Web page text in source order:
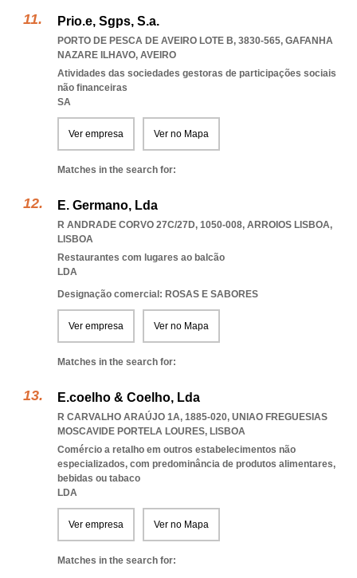
Prio.e, Sgps, S.a.
PORTO DE PESCA DE AVEIRO LOTE B, 3830-565, GAFANHA
NAZARE ILHAVO, AVEIRO
Atividades das sociedades gestoras de participações sociais
não financeiras
SA
Ver empresa Ver no Mapa
Matches in the search for:
E. Germano, Lda
R ANDRADE CORVO 27C/27D, 1050-008, ARROIOS LISBOA,
LISBOA
Restaurantes com lugares ao balcão
LDA
Designação comercial: ROSAS E SABORES
Ver empresa Ver no Mapa
Matches in the search for:
E.coelho & Coelho, Lda
R CARVALHO ARAÚJO 1A, 1885-020, UNIAO FREGUESIAS
MOSCAVIDE PORTELA LOURES, LISBOA
Comércio a retalho em outros estabelecimentos não
especializados, com predominância de produtos alimentares,
bebidas ou tabaco
LDA
Ver empresa Ver no Mapa
Matches in the search for: